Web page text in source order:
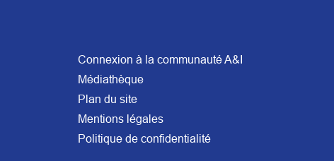
Connexion à la communauté A&I
Médiathèque
Plan du site
Mentions légales
Politique de confidentialité